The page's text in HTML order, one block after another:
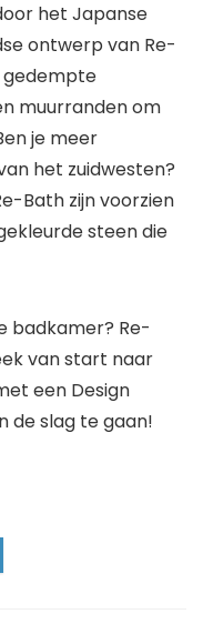
het Japanse
ontwerp van Re-
gedempte
muurranden om
je meer
het zuidwesten?
Bath zijn voorzien
steen die
badkamer? Re-
van start naar
een Design
de slag te gaan!